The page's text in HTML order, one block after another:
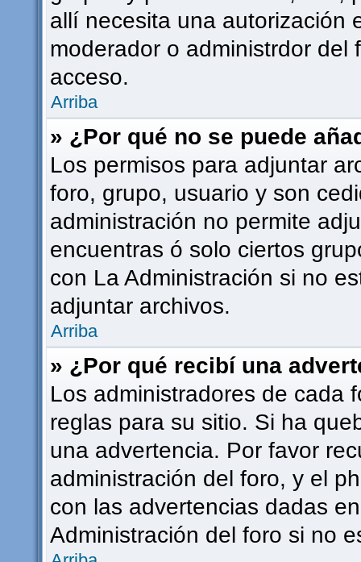
allí necesita una autorización
moderador o administrdor
acceso.
Arriba
» ¿Por qué no se puede
Los permisos para adjuntar
foro, grupo, usuario y son
administración no permite
encuentras ó solo ciertos
con La Administración si no
adjuntar archivos.
Arriba
» ¿Por qué recibí una
Los administradores de cada
reglas para su sitio. Si ha
una advertencia. Por favor
administración del foro, y el
con las advertencias dadas
Administración del foro si no